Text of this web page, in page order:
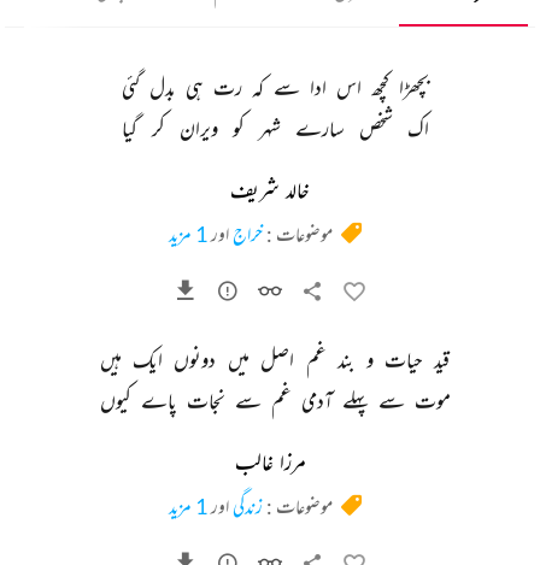
بچھڑا کچھ اس ادا سے کہ رت ہی بدل گئی
اک شخص سارے شہر کو ویران کر گیا
خالد شریف
موضوعات :خراجاور1 مزید
قید حیات و بند غم اصل میں دونوں ایک ہیں
موت سے پہلے آدمی غم سے نجات پاے کیوں
مرزا غالب
موضوعات :زندگیاور1 مزید